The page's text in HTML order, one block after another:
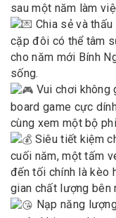
sau một năm làm
Chia sẻ và
cặp đôi có thể tâm
cho năm mới Bính
sống.
Vui chơi không
board game cực
cùng xem một bộ
Siêu tiết kiệm
cuối năm, một tấm
đến tối chính là kèo
gian chất lượng bên
Nạp năng